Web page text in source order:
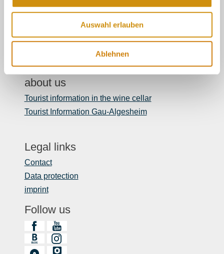
Auswahl erlauben
Ablehnen
06132/710 009 200
Or simply by mail
touristinformation@ikum-ingelheim.de
about us
Tourist information in the wine cellar
Tourist Information Gau-Algesheim
Legal links
Contact
Data protection
imprint
Follow us